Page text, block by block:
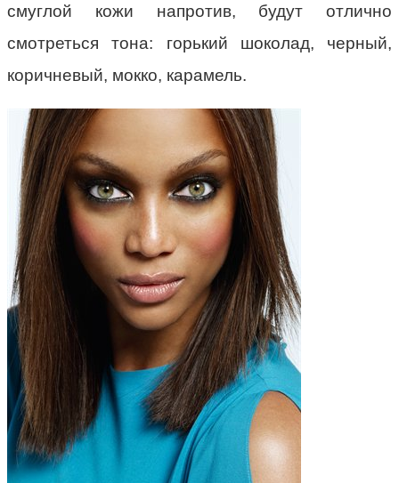
смуглой кожи напротив, будут отлично
смотреться тона: горький шоколад, черный,
коричневый, мокко, карамель.